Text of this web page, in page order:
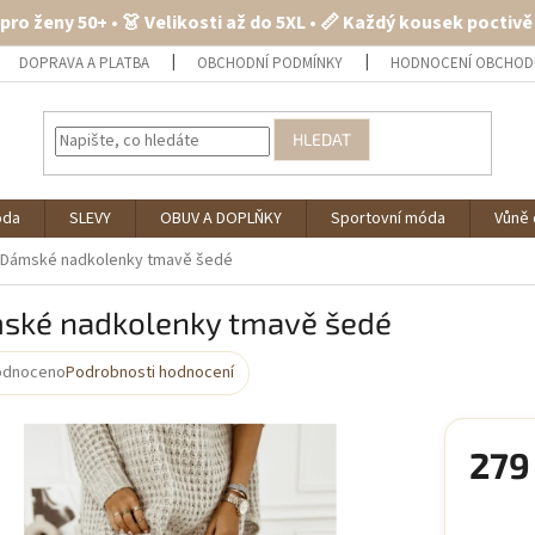
ženy 50+ • 👗 Velikosti až do 5XL • 📏 Každý kousek
DOPRAVA A PLATBA OBCHODNÍ PODMÍNKY HODNOCENÍ
HLEDAT
SLEVY OBUV A DOPLŇKY Sportovní móda
Dámské nadkolenky tmavě šedé
nadkolenky tmavě šedé
Podrobnosti hodnocení